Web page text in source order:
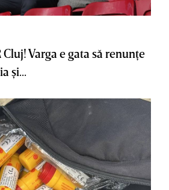
Varga e gata să renunţe
şi...